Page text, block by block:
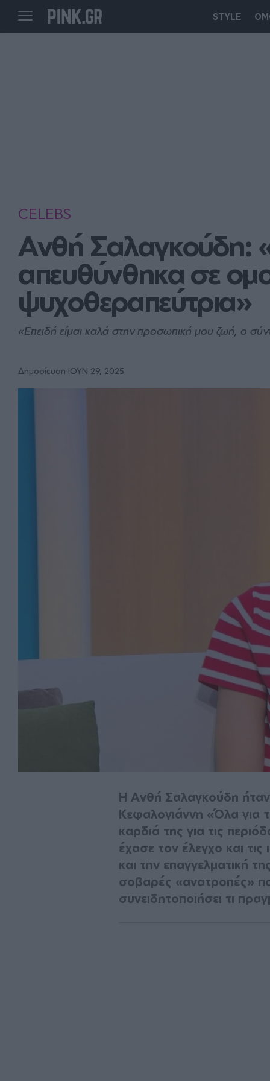
STYLE
CELEBS
Ανθή Σαλαγκούδη:
απευθύνθηκα σε
ψυχοθεραπεύτρια»
«Επειδή είμαι καλά στην προσωπική μου ζωή, ο
Δημοσίευση ΙΟΥΝ 29, 2025
Η Ανθή Σαλαγκούδη
Κεφαλογιάννη «Όλα για
καρδιά της για τις
έχασε τον έλεγχο και
και την επαγγελματική
σοβαρές «ανατροπές»
συνειδητοποιήσει τι